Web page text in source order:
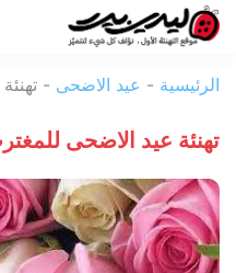
بيرد
الرئيسية - عيد الاضحى -
تهنئة عيد الاضحى